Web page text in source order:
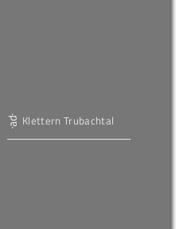
Klettern Trubachtal